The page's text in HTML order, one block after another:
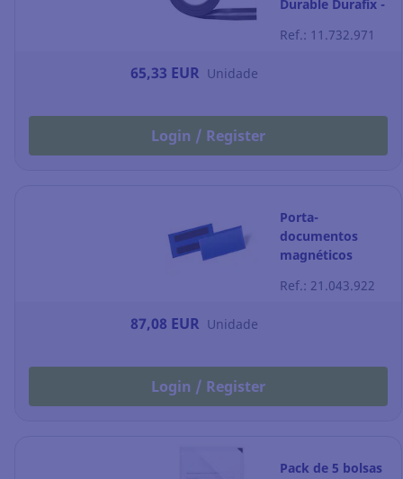
Durable Durafix -
Ref.: 11.732.971
65,33 EUR Unidade
Login / Register
Porta-
documentos
magnéticos
10 x 3,8 cm -
Ref.: 21.043.922
87,08 EUR Unidade
Login / Register
Pack de 5 bolsas